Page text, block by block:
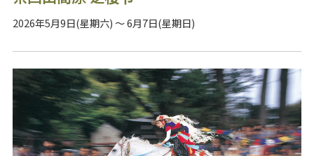
2026年5月9日(星期六) ～ 6月7日(星期日)